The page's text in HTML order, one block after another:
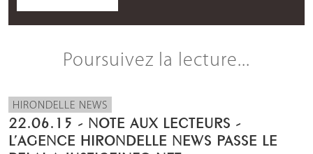
Poursuivez la lecture...
HIRONDELLE NEWS
22.06.15 - NOTE AUX LECTEURS -
L’AGENCE HIRONDELLE NEWS PASSE LE